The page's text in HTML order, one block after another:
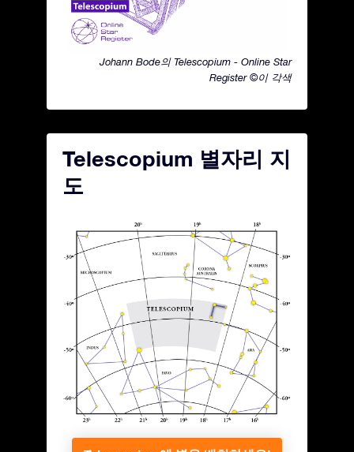
Johann Bode의 Telescopium - Online Star
Register ©이 각색
Telescopium 별자리 지
도